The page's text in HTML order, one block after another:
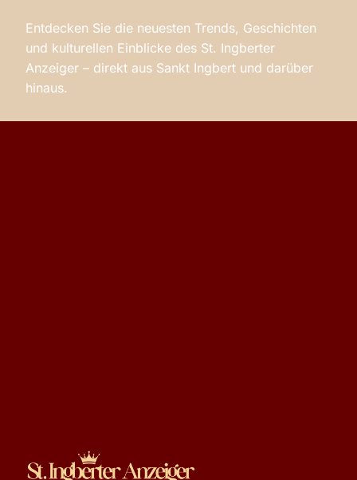
Entdecken Sie die neuesten Trends, Geschichten
und kulturellen Einblicke des St. Ingberter
Anzeiger – direkt aus Sankt Ingbert und darüber
hinaus.